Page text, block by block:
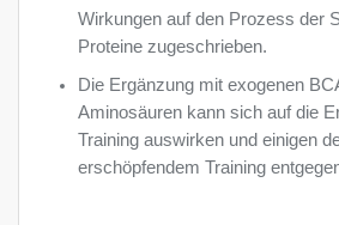
Wirkungen auf den Prozess der
Proteine ​​zugeschrieben.
Die Ergänzung mit exogenen
Aminosäuren kann sich auf die
Training auswirken und einigen
erschöpfendem Training